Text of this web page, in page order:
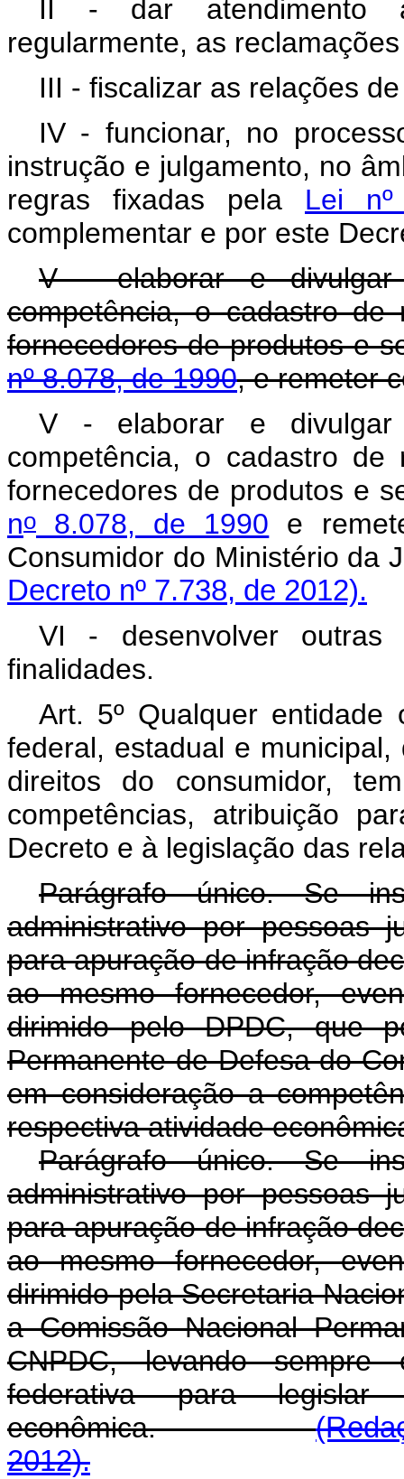
II - dar atendimento
regularmente, as
III - fiscalizar as relações
IV - funcionar, no
instrução e julgamento, no
regras fixadas pela Lei
complementar e por este
V - elaborar e divulgar
competência, o cadastro de
fornecedores de produtos e
nº 8.078, de 1990, e remeter
V - elaborar e divulgar
competência, o cadastro de
fornecedores de produtos e
no 8.078, de 1990 e
Consumidor do Ministério da
Decreto nº 7.738, de 2012).
VI - desenvolver outras
finalidades.
Art. 5º Qualquer entidade
federal, estadual e
direitos do consumidor,
competências, atribuição
Decreto e à legislação das
Parágrafo único. Se
administrativo por pessoas
para apuração de infração
ao mesmo fornecedor,
dirimido pelo DPDC, que
Permanente de Defesa do
em consideração a
respectiva atividade
Parágrafo único. Se
administrativo por pessoas
para apuração de infração
ao mesmo fornecedor,
dirimido pela Secretaria
a Comissão Nacional
CNPDC, levando sempre
federativa para
econômica.
2012).